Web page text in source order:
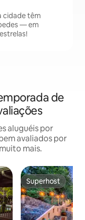
cidade têm
— em
de
aluguéis por
avaliados por
mais.
Superhost
Superhost